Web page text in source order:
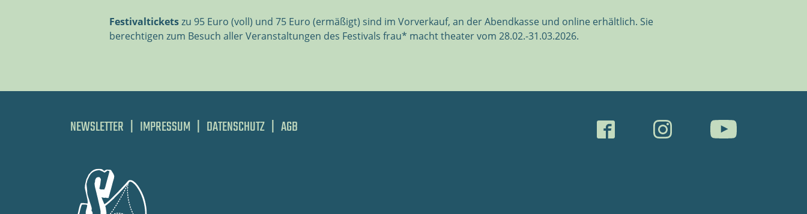
Festivalticketszu 95 Euro (voll) und 75 Euro (ermäßigt) sind im Vorverkauf, an der Abendkasse und online erhältlich. Sie
berechtigen zum Besuch aller Veranstaltungen des Festivals frau* macht theater vom 28.02.-31.03.2026.
NEWSLETTER | IMPRESSUM | DATENSCHUTZ | AGB